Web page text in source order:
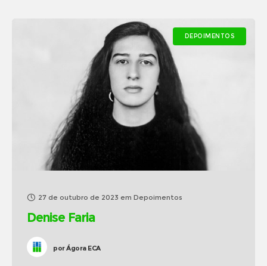
DEPOIMENTOS
27 de outubro de 2023 em Depoimentos
Denise Faria
porÁgora ECA